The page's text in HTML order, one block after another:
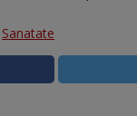
Sanatate